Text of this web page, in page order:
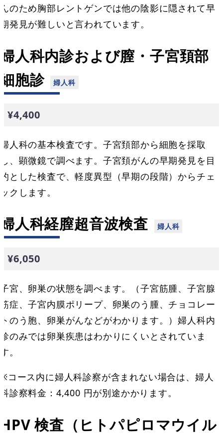
んのため胸部レントゲンでは他の陰影に隠されて早
期発見が難しいと言われています。
婦人科内診および膣・子宮頚部
細胞診
¥4,400
婦人科の基本検査です。子宮頚部から細胞を採取
し、顕微鏡で調べます。子宮頚がんの早期発見を目
的とした検査で、軽度異型（早期の段階）からチェ
ックします。
婦人科経膣超音波検査
¥6,050
子宮、卵巣の状態を調べます。（子宮筋腫、子宮腺
筋症、子宮内膜ポリープ、卵巣のう腫、チョコレー
トのう胞、卵巣がんなどがわかります。）婦人科内
診のみでは卵巣疾患はわかりにくいとされていま
す。
※コース内に婦人科診察が含まれない場合は、婦人
科診察料金：4,400 円が別途かかります。
HPV 検査（ヒトパピロマウイル